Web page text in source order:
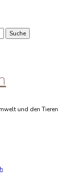
und den Tieren